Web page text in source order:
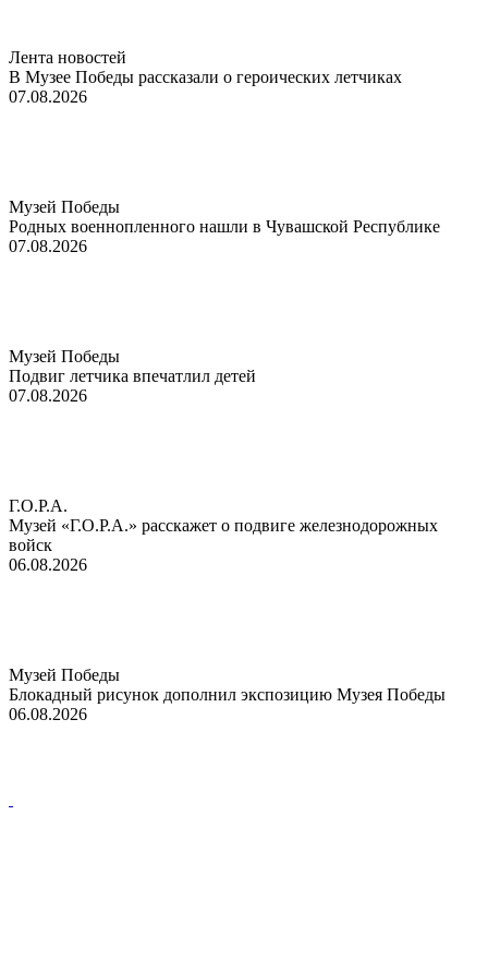
Лента новостей
В Музее Победы рассказали о героических летчиках
07.08.2026
Музей Победы
Родных военнопленного нашли в Чувашской Республике
07.08.2026
Музей Победы
Подвиг летчика впечатлил детей
07.08.2026
Г.О.Р.А.
Музей «Г.О.Р.А.» расскажет о подвиге железнодорожных
войск
06.08.2026
Музей Победы
Блокадный рисунок дополнил экспозицию Музея Победы
06.08.2026